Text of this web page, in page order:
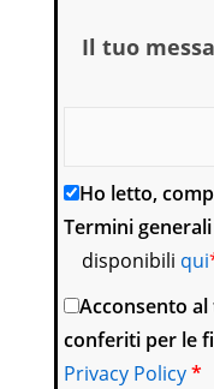
Il tuo
Ho letto,
Termini
disponibili qui
Acconsento
conferiti per le
Privacy Policy*